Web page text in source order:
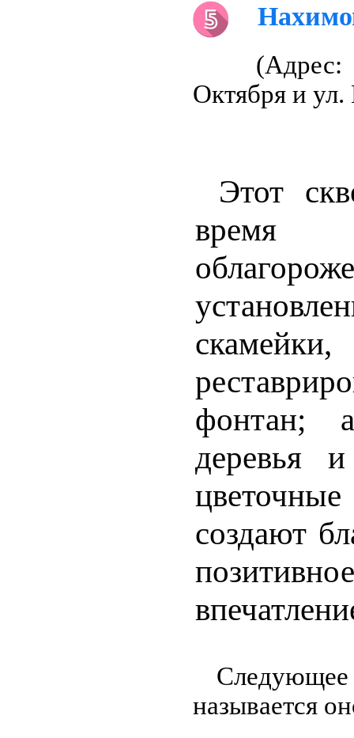
(Адрес:
Октября и ул.
Этот
скамейки,
фонтан;
деревья
создают
позитивное
называется